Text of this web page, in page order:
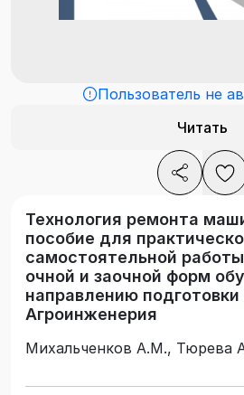
Пользователь не
Читать
Технология ремонта
пособие для
самостоятельной
очной и заочной форм
направлению подготовки
Агроинженерия
Михальченков А.М., Тюрева